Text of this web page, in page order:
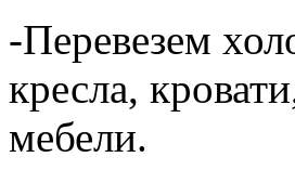
-Перевезем
кресла,
мебели.